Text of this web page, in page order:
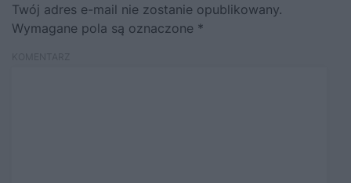
Twój adres e-mail nie zostanie opublikowany.
Wymagane pola są oznaczone *